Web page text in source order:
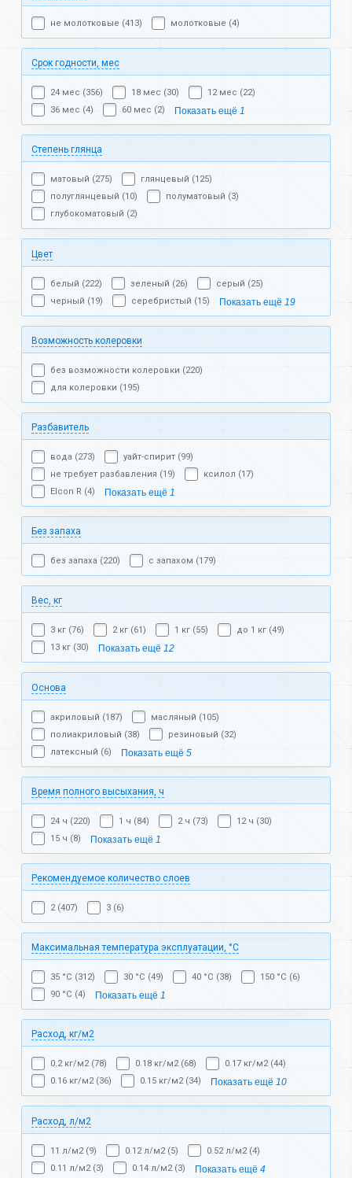
не молотковые (413) молотковые (4)
Срок годности, мес
24 мес (356) 18 мес (30)
12 мес (22)
36 мес (4)
60 мес (2) Показать ещё 1
Степень глянца
матовый (275)
глянцевый (125)
полуглянцевый (10)
полуматовый (3)
глубокоматовый (2)
Цвет
белый (222) зеленый (26)
серый (25)
черный (19)
серебристый (15) Показать ещё 19
Возможность колеровки
без возможности колеровки (220)
для колеровки (195)
Разбавитель
вода (273)
уайт-спирит (99)
не требует разбавления (19)
ксилол (17)
Elcon R (4)
Показать ещё 1
Без запаха
без запаха (220) с запахом (179)
Вес, кг
3 кг (76) 2 кг (61) 1 кг (55)
до 1 кг (49)
13 кг (30)
Показать ещё 12
Основа
акриловый (187)
масляный (105)
полиакриловый (38)
резиновый (32)
латексный (6)
Показать ещё 5
Время полного высыхания, ч
24 ч (220) 1 ч (84) 2 ч (73)
12 ч (30)
15 ч (8)
Показать ещё 1
Рекомендуемое количество слоев
2 (407) 3 (6)
Максимальная температура эксплуатации, °C
35 °C (312) 30 °C (49) 40 °C (38)
150 °C (6)
90 °C (4)
Показать ещё 1
Расход, кг/м2
0.2 кг/м2 (78) 0.18 кг/м2 (68)
0.17 кг/м2 (44)
0.16 кг/м2 (36)
0.15 кг/м2 (34) Показать ещё 10
Расход, л/м2
11 л/м2 (9) 0.12 л/м2 (5)
0.52 л/м2 (4)
0.11 л/м2 (3)
0.14 л/м2 (3) Показать ещё 4